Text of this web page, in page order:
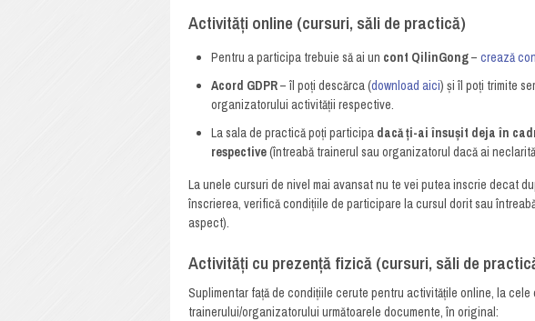
Activități online (cursuri, săli de practică)
Pentru a participa trebuie să ai un cont QilinGong– crează
Acord GDPR– îl poți descărca (download aici) și îl poți trimite
organizatorului activității respective.
La sala de practică poți participa dacă ți-ai însușit deja în
respective(întreabă trainerul sau organizatorul dacă ai
La unele cursuri de nivel mai avansat nu te vei putea inscrie decat
înscrierea, verifică condițiile de participare la cursul dorit sau
aspect).
Activități cu prezență fizică (cursuri, săli de
Suplimentar față de condițiile cerute pentru activitățile online, la
trainerului/organizatorului următoarele documente, în original: